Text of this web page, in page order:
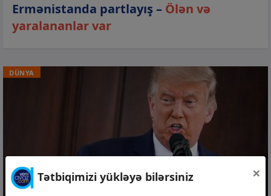
Ermənistanda partlayış – Ölən və
yaralananlar var
DÜNYA
Tətbiqimizi yükləyə bilərsiniz ×